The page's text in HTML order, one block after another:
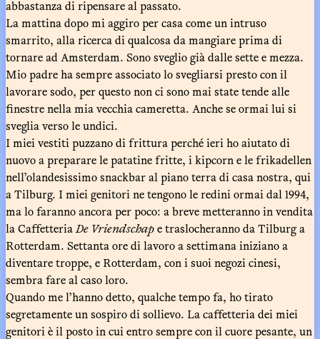
abbastanza di ripensare al passato.
La mattina dopo mi aggiro per casa come un intruso
smarrito, alla ricerca di qualcosa da mangiare prima di
tornare ad Amsterdam. Sono sveglio già dalle sette e mezza.
Mio padre ha sempre associato lo svegliarsi presto con il
lavorare sodo, per questo non ci sono mai state tende alle
finestre nella mia vecchia cameretta. Anche se ormai lui si
sveglia verso le undici.
I miei vestiti puzzano di frittura perché ieri ho aiutato di
nuovo a preparare le patatine fritte, i kipcorn e le frikadellen
nell’olandesissimo snackbar al piano terra di casa nostra, qui
a Tilburg. I miei genitori ne tengono le redini ormai dal 1994,
ma lo faranno ancora per poco: a breve metteranno in vendita
la CaffetteriaDe Vriendschape traslocheranno da Tilburg a
Rotterdam. Settanta ore di lavoro a settimana iniziano a
diventare troppe, e Rotterdam, con i suoi negozi cinesi,
sembra fare al caso loro.
Quando me l’hanno detto, qualche tempo fa, ho tirato
segretamente un sospiro di sollievo. La caffetteria dei miei
genitori è il posto in cui entro sempre con il cuore pesante, un